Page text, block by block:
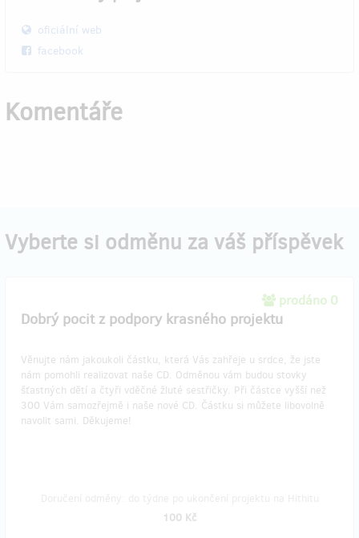
oficiální web
facebook
Komentáře
Vyberte si odměnu za váš příspěvek
prodáno 0
Dobrý pocit z podpory krasného projektu
Věnujte nám jakoukoli částku, která Vás zahřeje u srdce, že jste
nám pomohli realizovat naše CD. Odměnou vám budou stovky
šťastných dětí a čtyři vděčné žluté sestřičky. Při částce vyšší než
300 Vám samozřejmě i naše nové CD. Částku si můžete libovolně
navolit sami. Děkujeme!
100 Kč